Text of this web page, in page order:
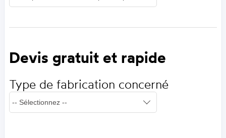
Devis gratuit et rapide
Type de fabrication concerné